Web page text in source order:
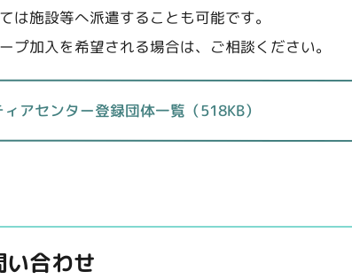
は施設等へ派遣することも可能です。
プ加入を希望される場合は、ご相談ください。
アセンター登録団体一覧（518KB）
合わせ